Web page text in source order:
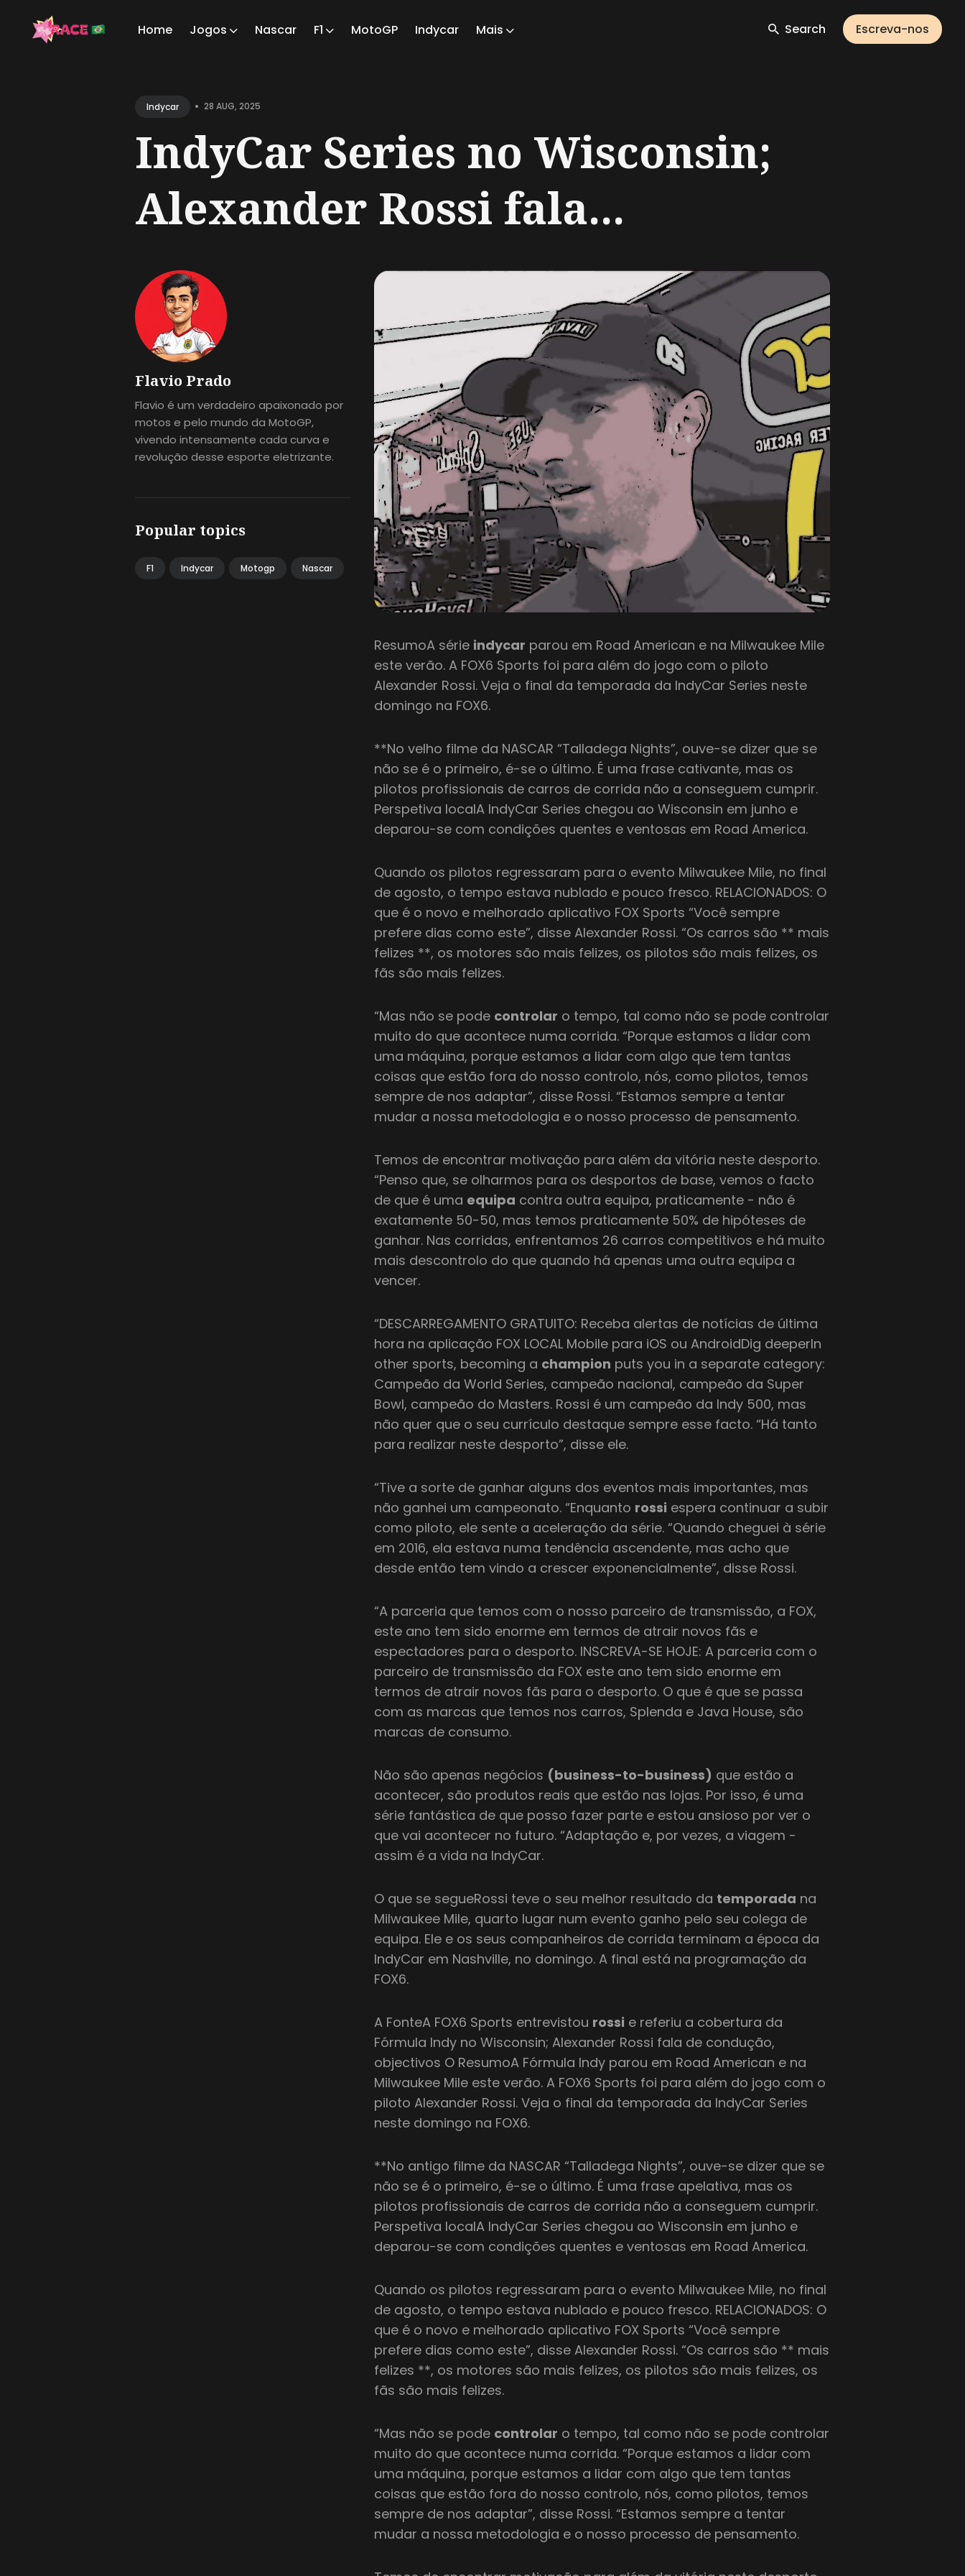
Home Jogos Nascar F1 MotoGP Indycar Mais Search Escreva-nos
Indycar • 28 AUG, 2025
IndyCar Series no Wisconsin;
Alexander Rossi fala...
Flavio Prado
Flavio é um verdadeiro apaixonado por
motos e pelo mundo da MotoGP,
vivendo intensamente cada curva e
revolução desse esporte eletrizante.
Popular topics
F1 Indycar Motogp Nascar
ResumoA série indycar parou em Road American e na Milwaukee Mile
este verão. A FOX6 Sports foi para além do jogo com o piloto
Alexander Rossi. Veja o final da temporada da IndyCar Series neste
domingo na FOX6.
**No velho filme da NASCAR “Talladega Nights”, ouve-se dizer que se
não se é o primeiro, é-se o último. É uma frase cativante, mas os
pilotos profissionais de carros de corrida não a conseguem cumprir.
Perspetiva localA IndyCar Series chegou ao Wisconsin em junho e
deparou-se com condições quentes e ventosas em Road America.
Quando os pilotos regressaram para o evento Milwaukee Mile, no final
de agosto, o tempo estava nublado e pouco fresco. RELACIONADOS: O
que é o novo e melhorado aplicativo FOX Sports “Você sempre
prefere dias como este”, disse Alexander Rossi. “Os carros são ** mais
felizes **, os motores são mais felizes, os pilotos são mais felizes, os
fãs são mais felizes.
“Mas não se pode controlar o tempo, tal como não se pode controlar
muito do que acontece numa corrida. “Porque estamos a lidar com
uma máquina, porque estamos a lidar com algo que tem tantas
coisas que estão fora do nosso controlo, nós, como pilotos, temos
sempre de nos adaptar”, disse Rossi. “Estamos sempre a tentar
mudar a nossa metodologia e o nosso processo de pensamento.
Temos de encontrar motivação para além da vitória neste desporto.
“Penso que, se olharmos para os desportos de base, vemos o facto
de que é uma equipa contra outra equipa, praticamente - não é
exatamente 50-50, mas temos praticamente 50% de hipóteses de
ganhar. Nas corridas, enfrentamos 26 carros competitivos e há muito
mais descontrolo do que quando há apenas uma outra equipa a
vencer.
“DESCARREGAMENTO GRATUITO: Receba alertas de notícias de última
hora na aplicação FOX LOCAL Mobile para iOS ou AndroidDig deeperIn
other sports, becoming a champion puts you in a separate category:
Campeão da World Series, campeão nacional, campeão da Super
Bowl, campeão do Masters. Rossi é um campeão da Indy 500, mas
não quer que o seu currículo destaque sempre esse facto. “Há tanto
para realizar neste desporto”, disse ele.
“Tive a sorte de ganhar alguns dos eventos mais importantes, mas
não ganhei um campeonato. “Enquanto rossi espera continuar a subir
como piloto, ele sente a aceleração da série. “Quando cheguei à série
em 2016, ela estava numa tendência ascendente, mas acho que
desde então tem vindo a crescer exponencialmente”, disse Rossi.
“A parceria que temos com o nosso parceiro de transmissão, a FOX,
este ano tem sido enorme em termos de atrair novos fãs e
espectadores para o desporto. INSCREVA-SE HOJE: A parceria com o
parceiro de transmissão da FOX este ano tem sido enorme em
termos de atrair novos fãs para o desporto. O que é que se passa
com as marcas que temos nos carros, Splenda e Java House, são
marcas de consumo.
Não são apenas negócios (business-to-business) que estão a
acontecer, são produtos reais que estão nas lojas. Por isso, é uma
série fantástica de que posso fazer parte e estou ansioso por ver o
que vai acontecer no futuro. “Adaptação e, por vezes, a viagem -
assim é a vida na IndyCar.
O que se segueRossi teve o seu melhor resultado da temporada na
Milwaukee Mile, quarto lugar num evento ganho pelo seu colega de
equipa. Ele e os seus companheiros de corrida terminam a época da
IndyCar em Nashville, no domingo. A final está na programação da
FOX6.
A FonteA FOX6 Sports entrevistou rossi e referiu a cobertura da
Fórmula Indy no Wisconsin; Alexander Rossi fala de condução,
objectivos O ResumoA Fórmula Indy parou em Road American e na
Milwaukee Mile este verão. A FOX6 Sports foi para além do jogo com o
piloto Alexander Rossi. Veja o final da temporada da IndyCar Series
neste domingo na FOX6.
**No antigo filme da NASCAR “Talladega Nights”, ouve-se dizer que se
não se é o primeiro, é-se o último. É uma frase apelativa, mas os
pilotos profissionais de carros de corrida não a conseguem cumprir.
Perspetiva localA IndyCar Series chegou ao Wisconsin em junho e
deparou-se com condições quentes e ventosas em Road America.
Quando os pilotos regressaram para o evento Milwaukee Mile, no final
de agosto, o tempo estava nublado e pouco fresco. RELACIONADOS: O
que é o novo e melhorado aplicativo FOX Sports “Você sempre
prefere dias como este”, disse Alexander Rossi. “Os carros são ** mais
felizes **, os motores são mais felizes, os pilotos são mais felizes, os
fãs são mais felizes.
“Mas não se pode controlar o tempo, tal como não se pode controlar
muito do que acontece numa corrida. “Porque estamos a lidar com
uma máquina, porque estamos a lidar com algo que tem tantas
coisas que estão fora do nosso controlo, nós, como pilotos, temos
sempre de nos adaptar”, disse Rossi. “Estamos sempre a tentar
mudar a nossa metodologia e o nosso processo de pensamento.